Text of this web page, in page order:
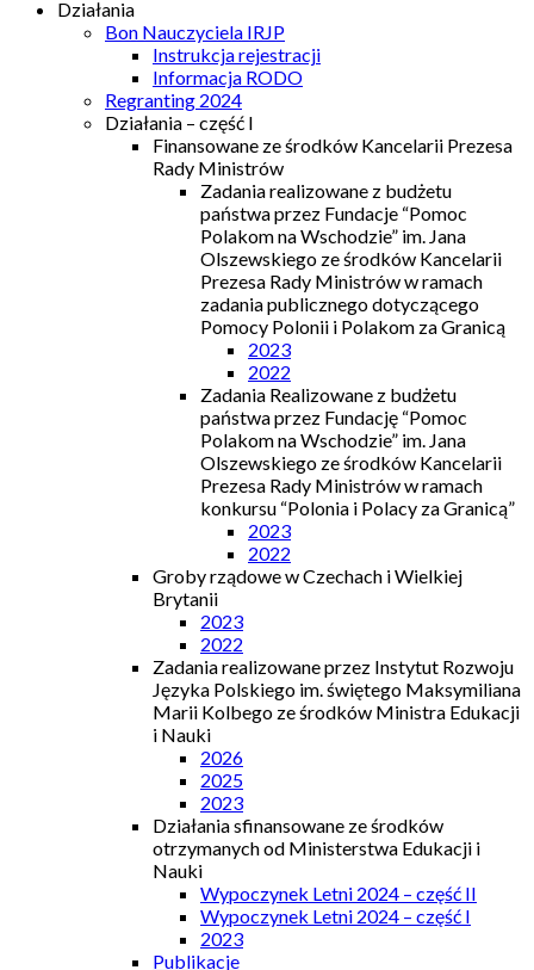
Działania
Bon Nauczyciela IRJP
Instrukcja rejestracji
Informacja RODO
Regranting 2024
Działania – część I
Finansowane ze środków Kancelarii Prezesa
Rady Ministrów
Zadania realizowane z budżetu
państwa przez Fundacje “Pomoc
Polakom na Wschodzie” im. Jana
Olszewskiego ze środków Kancelarii
Prezesa Rady Ministrów w ramach
zadania publicznego dotyczącego
Pomocy Polonii i Polakom za Granicą
2023
2022
Zadania Realizowane z budżetu
państwa przez Fundację “Pomoc
Polakom na Wschodzie” im. Jana
Olszewskiego ze środków Kancelarii
Prezesa Rady Ministrów w ramach
konkursu “Polonia i Polacy za Granicą”
2023
2022
Groby rządowe w Czechach i Wielkiej
Brytanii
2023
2022
Zadania realizowane przez Instytut Rozwoju
Języka Polskiego im. świętego Maksymiliana
Marii Kolbego ze środków Ministra Edukacji
i Nauki
2026
2025
2023
Działania sfinansowane ze środków
otrzymanych od Ministerstwa Edukacji i
Nauki
Wypoczynek Letni 2024 – część II
Wypoczynek Letni 2024 – część I
2023
Publikacje